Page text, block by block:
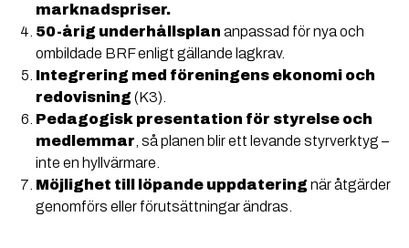
marknadspriser.
50-årig underhållsplan anpassad för nya och
ombildade BRF enligt gällande lagkrav.
Integrering med föreningens ekonomi och
redovisning(K3).
Pedagogisk presentation för styrelse och
medlemmar , så planen blir ett levande styrverktyg –
inte en hyllvärmare.
Möjlighet till löpande uppdateringnär åtgärder
genomförs eller förutsättningar ändras.